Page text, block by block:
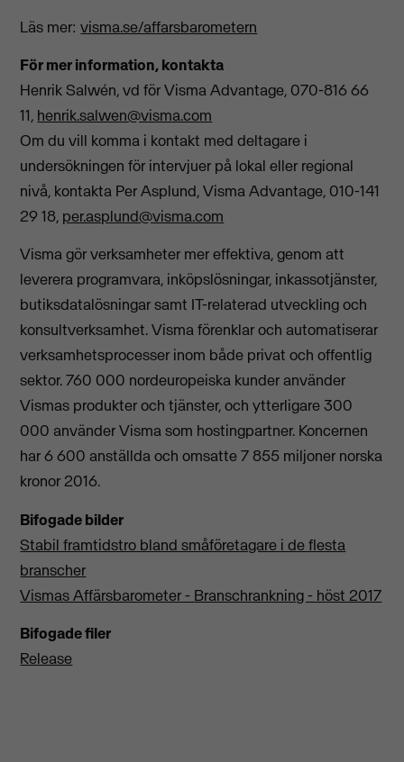
Läs mer:visma.se/affarsbarometern
För mer information, kontakta
Henrik Salwén, vd för Visma Advantage, 070-816 66
11, henrik.salwen@visma.com
Om du vill komma i kontakt med deltagare i
undersökningen för intervjuer på lokal eller regional
nivå, kontakta Per Asplund, Visma Advantage, 010-141
29 18, per.asplund@visma.com
Visma gör verksamheter mer effektiva, genom att
leverera programvara, inköpslösningar, inkassotjänster,
butiksdatalösningar samt IT-relaterad utveckling och
konsultverksamhet. Visma förenklar och automatiserar
verksamhetsprocesser inom både privat och offentlig
sektor. 760 000 nordeuropeiska kunder använder
Vismas produkter och tjänster, och ytterligare 300
000 använder Visma som hostingpartner. Koncernen
har 6 600 anställda och omsatte 7 855 miljoner norska
kronor 2016.
Bifogade bilder
Stabil framtidstro bland småföretagare i de flesta
branscher
Vismas Affärsbarometer - Branschrankning - höst 2017
Bifogade filer
Release